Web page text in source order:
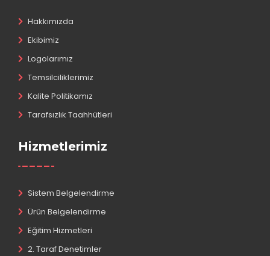
Hakkımızda
Ekibimiz
Logolarımız
Temsilciliklerimiz
Kalite Politikamız
Tarafsızlık Taahhütleri
Hizmetlerimiz
Sistem Belgelendirme
Ürün Belgelendirme
Eğitim Hizmetleri
2. Taraf Denetimler